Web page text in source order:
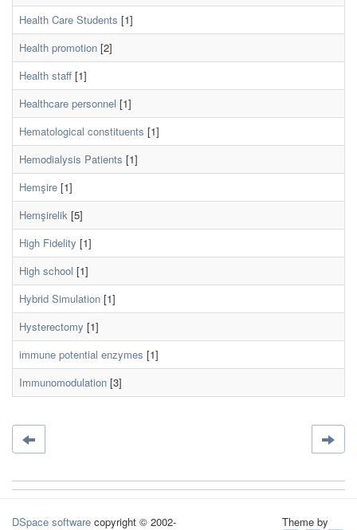
Health Care Students [1]
Health promotion [2]
Health staff [1]
Healthcare personnel [1]
Hematological constituents [1]
Hemodialysis Patients [1]
Hemşire [1]
Hemşirelik [5]
High Fidelity [1]
High school [1]
Hybrid Simulation [1]
Hysterectomy [1]
immune potential enzymes [1]
Immunomodulation [3]
DSpace software copyright © 2002-
Theme by